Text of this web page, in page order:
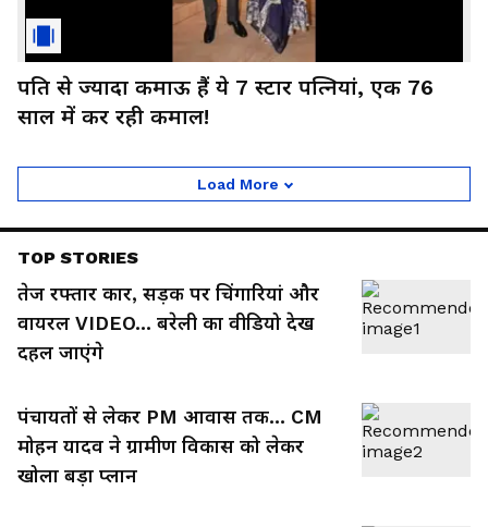
पति से ज्यादा कमाऊ हैं ये 7 स्टार पत्नियां, एक 76
साल में कर रही कमाल!
Load More
TOP STORIES
तेज रफ्तार कार, सड़क पर चिंगारियां और
वायरल VIDEO... बरेली का वीडियो देख
दहल जाएंगे
पंचायतों से लेकर PM आवास तक... CM
मोहन यादव ने ग्रामीण विकास को लेकर
खोला बड़ा प्लान